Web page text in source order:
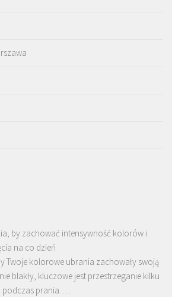
by zachować intensywność kolorów i
na co dzień
Twoje kolorowe ubrania zachowały swoją
blakły, kluczowe jest przestrzeganie kilku
podczas prania. …